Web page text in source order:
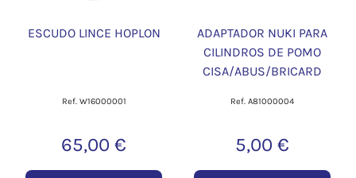
ESCUDO LINCE HOPLON
Ref. W16000001
65,00 €
ADAPTADOR NUKI PARA
CILINDROS DE POMO
CISA/ABUS/BRICARD
Ref. A81000004
5,00 €